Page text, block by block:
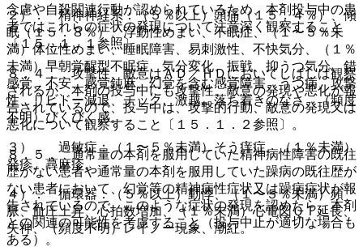
念慮や自殺関連行動が認められているため、本剤投与中の患
者ではこれらの症状の発現について注意深く観察すること
〔１５．１．１参照〕。
８．４． 攻撃性、敵意はＡＤ／ＨＤにおいてしばしば観察
されるが、本剤の投与中にも攻撃性、敵意の発現や悪化が報
告されているので、投与中は、攻撃的行動、敵意の発現又は
悪化について観察すること〔１５．１．２参照〕。
８．５． 通常量の本剤を服用していた精神病性障害の既往
歴がない患者や通常量の本剤を服用していた躁病の既往歴が
ない患者において、幻覚等の精神病性症状又は躁病症状が報
告されているので、このような症状の発現を認めたら、本剤
との関連の可能性を考慮すること（投与中止が適切な場合も
ある）。
２）． 精神神経系：（５％以上）頭痛（１５．４％）、傾
眠（１５．８％）、浮動性めまい、不眠症、（１〜５％未
満）体位性めまい、睡眠障害、易刺激性、不快気分、（１％
未満）早朝覚醒型不眠症、気分変化、振戦、抑うつ気分、錯
感覚、不安、感覚鈍麻、幻覚を含む感覚障害、うつ病、攻撃
性、リビドー減退、チック、激越、落ち着きのなさ、（頻度
不明）びくびく感。
３）． 過敏症：（１〜５％未満）そう痒症、（１％未満）
発疹、蕁麻疹。
４）． 循環器：（５％以上）動悸、（１〜５％未満）頻
脈、血圧上昇、心拍数増加、（１％未満）心電図ＱＴ延長、
失神、（頻度不明）レイノー現象、潮紅。